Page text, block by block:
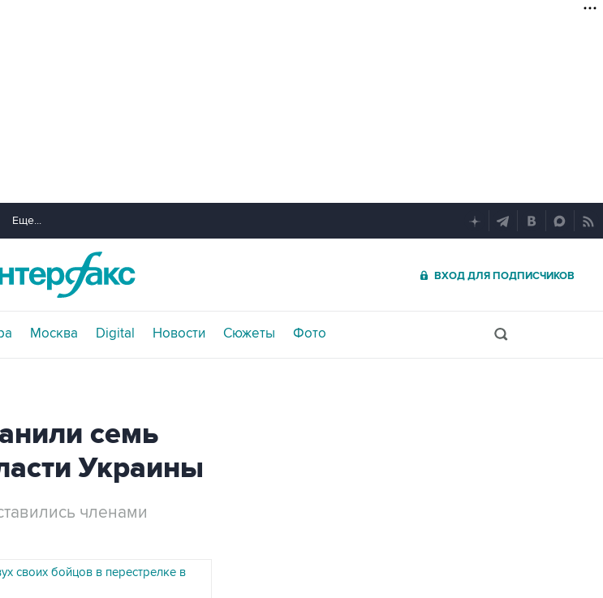
Еще...
ВХОД ДЛЯ ПОДПИСЧИКОВ
Москва Digital Новости Сюжеты Фото
семь
Украины
членами
своих бойцов в перестрелке в